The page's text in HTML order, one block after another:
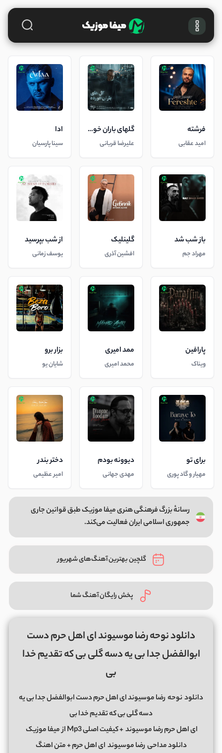
فرشته
امید عقابی
گلهای باران خورده
علیرضا قربانی
ادا
سینا پارسیان
باز شب شد
مهراد جم
گلینلیک
افشین آذری
از شب بپرسید
یوسف زمانی
پارافین
ویناک
ممد امیری
محمد امیری
بزار برو
شایان یو
برای تو
مهیار و گاد پوری
دیوونه بودم
مهدی جهانی
دختر بندر
امیر عظیمی
رسانهٔ بزرگ فرهنگی هنری میفا موزیک طبق قوانین جاری
جمهوری اسلامی ایران فعالیت می‌کند.
گلچین بهترین آهنگ‌های شهریور
پخش رایگان آهنگ شما
دانلود نوحه رضا موسیوند ای اهل حرم دست
ابوالفضل جدا بی یه دسه گلی بی که تقدیم خدا
بی
دانلودنوحه رضا موسیوند ای اهل حرم دست ابوالفضل جدا بی یه
دسه گلی بی که تقدیم خدا بی
ای اهل حرم رضا موسیوند + کیفیت اصلی Mp3 از
میفا موزیک
دانلود مداحی رضا موسیوند ای اهل حرم + متن اهنگ